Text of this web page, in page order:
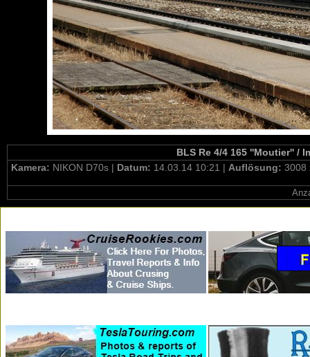
BLS Re 4/4 165 ''Moutier'' /
Kamera: NIKON D70s | Datum: 14.03.14 10:21 | Auflösung: 3008